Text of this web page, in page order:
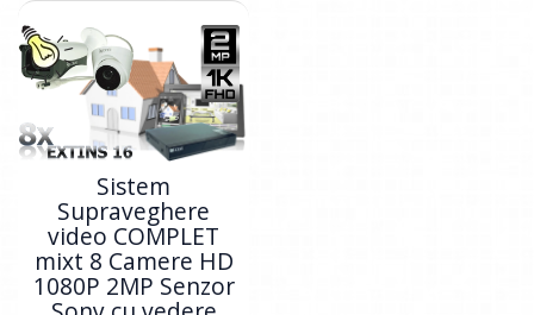
Sistem
Supraveghere
video COMPLET
mixt 8 Camere HD
1080P 2MP Senzor